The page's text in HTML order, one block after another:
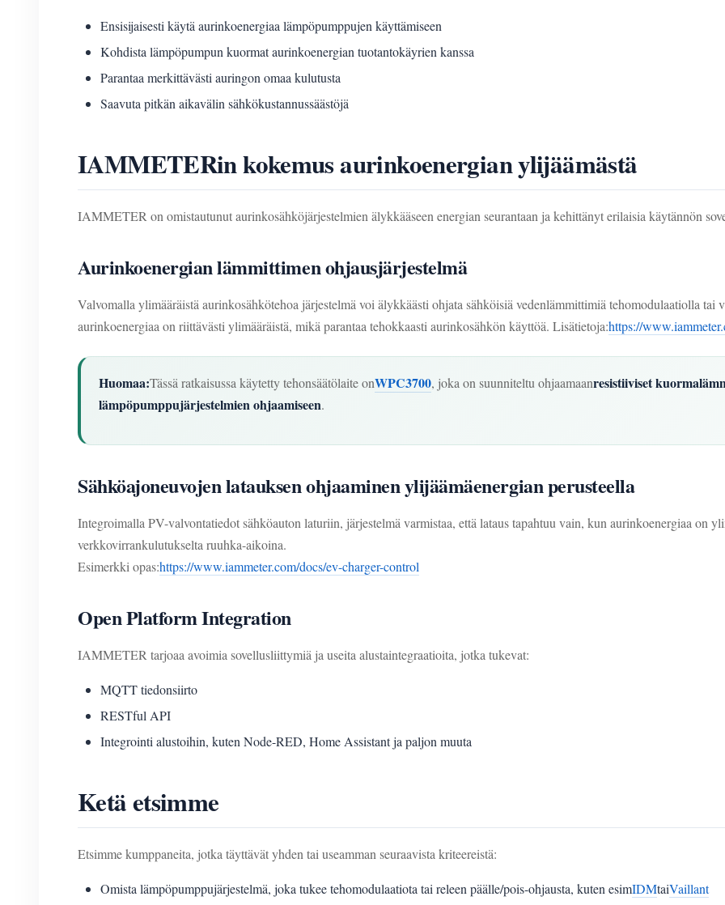
Ensisijaisesti käytä aurinkoenergiaa lämpöpumppujen käyttämiseen
Kohdista lämpöpumpun kuormat aurinkoenergian tuotantokäyrien kanssa
Parantaa merkittävästi auringon omaa kulutusta
Saavuta pitkän aikavälin sähkökustannussäästöjä
IAMMETERin kokemus aurinkoenergian ylijäämästä
IAMMETER on omistautunut aurinkosähköjärjestelmien älykkääseen energian seurantaan ja kehittänyt erilaisia käytännön
Aurinkoenergian lämmittimen ohjausjärjestelmä
Valvomalla ylimääräistä aurinkosähkötehoa järjestelmä voi älykkäästi ohjata sähköisiä vedenlämmittimiä tehomodulaatiolla
aurinkoenergiaa on riittävästi ylimääräistä, mikä parantaa tehokkaasti aurinkosähkön käyttöä. Lisätietoja:https://
Huomaa:Tässä ratkaisussa käytetty tehonsäätölaite onWPC3700, joka on suunniteltu ohjaamaanresistiiviset
lämpöpumppujärjestelmien ohjaamiseen.
Sähköajoneuvojen latauksen ohjaaminen ylijäämäenergian perusteella
Integroimalla PV-valvontatiedot sähköauton laturiin, järjestelmä varmistaa, että lataus tapahtuu vain, kun aurinkoenergiaa on
verkkovirrankulutukselta ruuhka-aikoina.
Esimerkki opas:https://www.iammeter.com/docs/ev-charger-control
Open Platform Integration
IAMMETER tarjoaa avoimia sovellusliittymiä ja useita alustaintegraatioita, jotka tukevat:
MQTT tiedonsiirto
RESTful API
Integrointi alustoihin, kuten Node-RED, Home Assistant ja paljon muuta
Ketä etsimme
Etsimme kumppaneita, jotka täyttävät yhden tai useamman seuraavista kriteereistä:
Omista lämpöpumppujärjestelmä, joka tukee tehomodulaatiota tai releen päälle/pois-ohjausta, kuten esimIDMtaiVaillant